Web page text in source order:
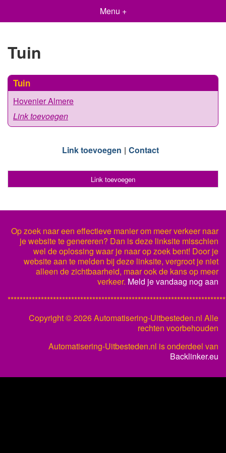
Menu +
Tuin
Tuin
Hovenier Almere
Link toevoegen
Link toevoegen Contact
Link toevoegen
Op zoek naar een effectieve manier om meer verkeer naar
je website te genereren? Dan is deze linksite misschien
wel de oplossing waar je naar op zoek bent! Door je
website aan te melden bij deze linksite, vergroot je niet
alleen de zichtbaarheid, maar ook de kans op meer
verkeer. Meld je vandaag nog aan
Copyright ©2026 Automatisering-Uitbesteden.nl Alle
rechten voorbehouden
Automatisering-Uitbesteden.nl is onderdeel van
Backlinker.eu